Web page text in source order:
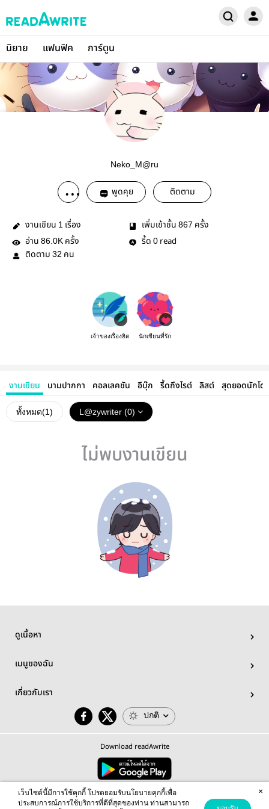
นิยาย แฟนฟิค การ์ตูน
Neko_M@ru
พูดคุย ติดตาม
งานเขียน 1 เรื่อง เพิ่มเข้าชั้น 867 ครั้ง
อ่าน 86.0K ครั้ง รี้ด 0 read
ติดตาม 32 คน
เจ้าของเรื่องฮิต นักเขียนที่รัก
งานเขียน นามปากกา คอลเลคชัน อีบุ๊ก รี้ดถึงไรต์ ลิสต์ สุดยอดนักโด
ทั้งหมด(1) L@zywriter (0)
ไม่พบงานเขียน
ดูเนื้อหา
เมนูของฉัน
เกี่ยวกับเรา
ปกติ
Download readAwrite
© 2026 readAwrite.com by MEB Corporation Public Company Limited
This site is protected by reCAPTCHA and the Google Privacy Policy Terms of Serviceapply.
เว็บไซต์นี้มีการใช้คุกกี้ โปรดยอมรับนโยบายคุกกี้เพื่อ
ประสบการณ์การใช้บริการที่ดีที่สุดของท่าน ท่านสามารถ
×